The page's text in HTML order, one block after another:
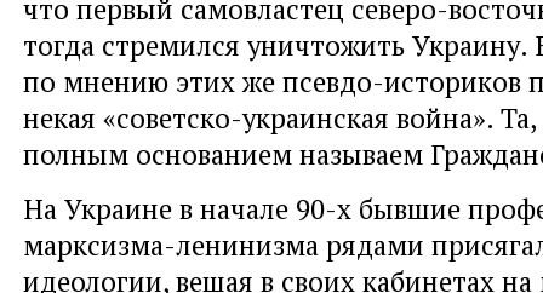
что первый самовластец северо-
тогда стремился уничтожить Украину.
по мнению этих же псевдо-историков
некая «советско-украинская война».
полным основанием называем
На Украине в начале 90-х бывшие
марксизма-ленинизма рядами
идеологии, вешая в своих кабинетах на